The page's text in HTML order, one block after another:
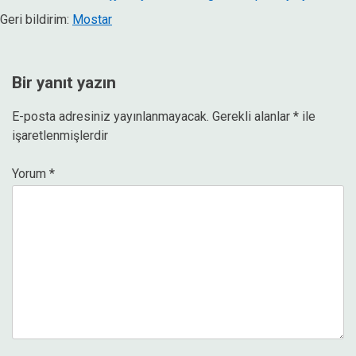
Geri bildirim: Mostar
Bir yanıt yazın
E-posta adresiniz yayınlanmayacak. Gerekli alanlar * ile
işaretlenmişlerdir
Yorum *